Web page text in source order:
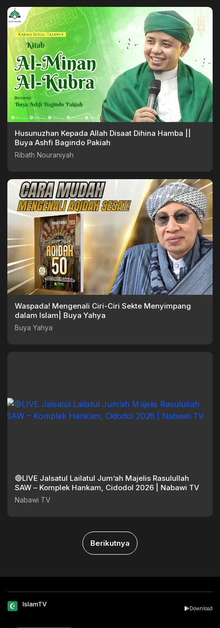
Husunuzhan Kepada Allah Disaat Dihina Hamba ||
Buya Ashfi Bagindo Pakiah
Ribath Nouraniyah
Waspada! Mengenali Ciri-Ciri Sekte Menyimpang
dalam Islam| Buya Yahya
Buya Yahya
🔴LIVE Jalsatul Lailatul Jum’ah Majelis Rasulullah
SAW – Komplek Hankam, Cidodol 2026 | Nabawi TV
Nabawi TV
Berikutnya
IslamTV
Download